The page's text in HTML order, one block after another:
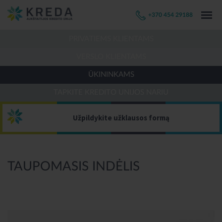
+370 454 29188
ŪKININKAMS
Užpildykite užklausos formą
TAUPOMASIS INDĖLIS